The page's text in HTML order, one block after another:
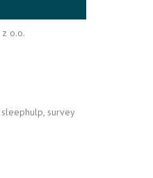
o.o.
survey